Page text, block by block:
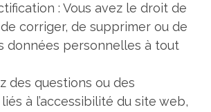
: Vous avez le droit de
corriger, de supprimer ou de
données personnelles à tout
des questions ou des
à l’accessibilité du site web,